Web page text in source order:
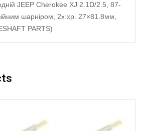
JEEP Cherokee XJ 2.1D/2.5, 87-
шарніром, 2x хр. 27×81.8мм,
PARTS)